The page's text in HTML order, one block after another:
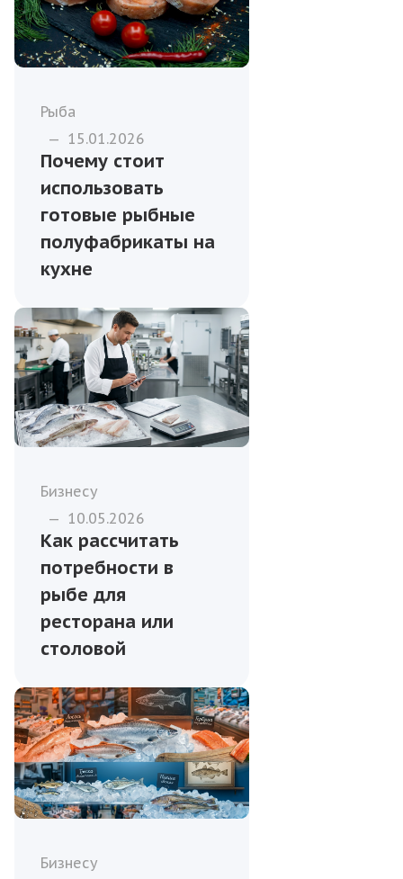
Рыба
— 15.01.2026
Почему стоит
использовать
готовые рыбные
полуфабрикаты на
кухне
Бизнесу
— 10.05.2026
Как рассчитать
потребности в
рыбе для
ресторана или
столовой
Бизнесу